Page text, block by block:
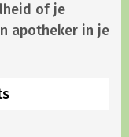
of je
apotheker in je